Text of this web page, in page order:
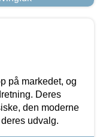
på markedet, og
Deres
den moderne
udvalg.